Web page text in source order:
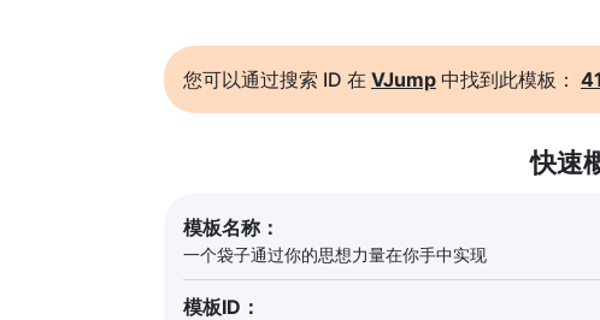
您可以通过搜索 ID 在 VJump 中找到此模板：
快速
模板名称：
一个袋子通过你的思想力量在你手中实现
模板ID：